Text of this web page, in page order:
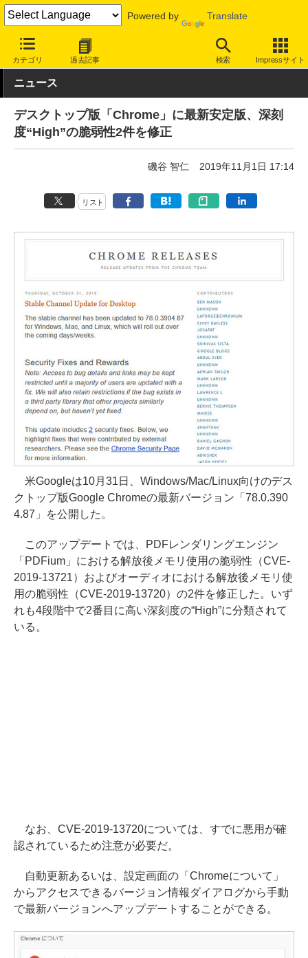
Powered by Translate
カテゴリ 過去記事 検索 Impressサイト
INTERNET Watch トピック 脆弱性/修正パッチ
ニュース
デスクトップ版「Chrome」に最新安定版、深刻
度“High”の脆弱性2件を修正
磯谷 智仁 2019年11月1日 17:14
リスト
米Googleは10月31日、Windows/Mac/Linux向けのデス
クトップ版Google Chromeの最新バージョン「78.0.390
4.87」を公開した。
このアップデートでは、PDFレンダリングエンジン
「PDFium」における解放後メモリ使用の脆弱性（CVE-
2019-13721）およびオーディオにおける解放後メモリ使
用の脆弱性（CVE-2019-13720）の2件を修正した。いず
れも4段階中で2番目に高い深刻度の“High”に分類されて
いる。
なお、CVE-2019-13720については、すでに悪用が確
認されているため注意が必要だ。
自動更新あるいは、設定画面の「Chromeについて」
からアクセスできるバージョン情報ダイアログから手動
で最新バージョンへアップデートすることができる。